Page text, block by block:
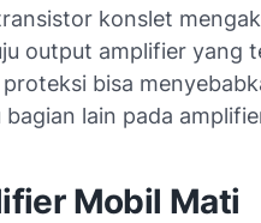
konslet
output amplifier yang
bisa
lain pada
Mobil Mati